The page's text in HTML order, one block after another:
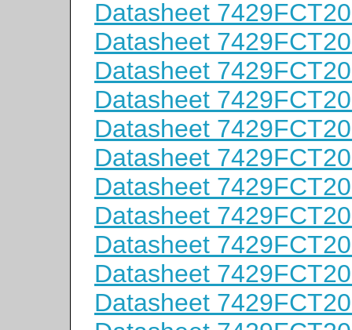
Datasheet
Datasheet
Datasheet
Datasheet
Datasheet
Datasheet
Datasheet
Datasheet
Datasheet
Datasheet
Datasheet